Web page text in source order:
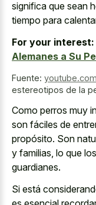
significa que sean
tiempo para
For your interest:
Alemanes a Su
Fuente: youtube.com
estereotipos de la
Como perros muy
son fáciles de
propósito. Son
y familias, lo que
guardianes.
Si está